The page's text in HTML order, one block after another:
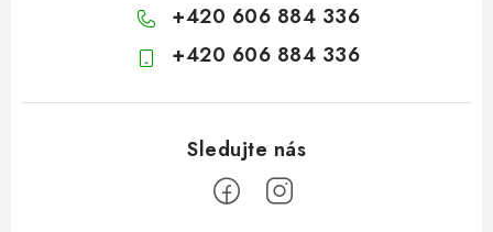
+420 606 884 336
+420 606 884 336